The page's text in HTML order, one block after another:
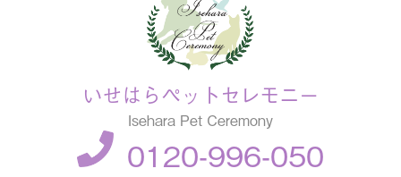
いせはらペットセレモニー
Isehara Pet Ceremony
0120-996-050